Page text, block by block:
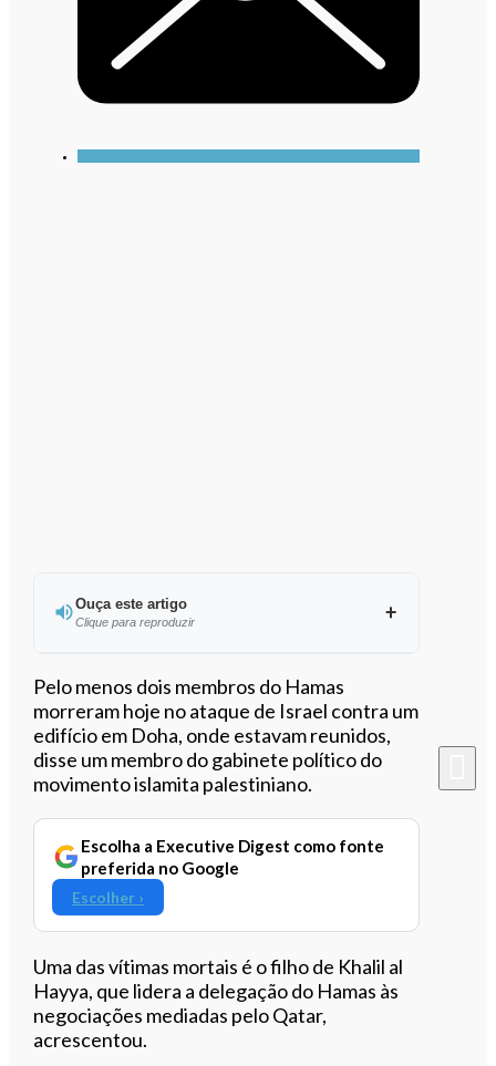
Ouça este artigo
Clique para reproduzir
Ouvir este artigo
Pelo menos dois membros do Hamas
morreram hoje no ataque de Israel contra um
edifício em Doha, onde estavam reunidos,
disse um membro do gabinete político do
movimento islamita palestiniano.
Escolha a Executive Digest como fonte
preferida no Google
Escolher ›
Uma das vítimas mortais é o filho de Khalil al
Hayya, que lidera a delegação do Hamas às
negociações mediadas pelo Qatar,
acrescentou.